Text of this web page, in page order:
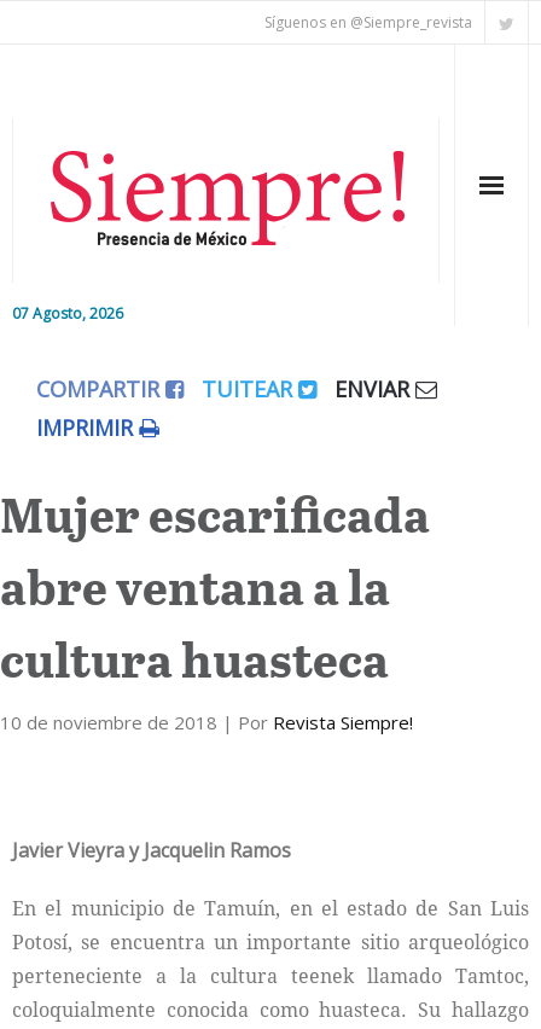
Síguenos en @Siempre_revista
07 Agosto, 2026
Editorial
Colaboradores
Internacional
Cultura
COMPARTIR TUITEAR
ENVIAR
IMPRIMIR
Mujer escarificada
abre ventana a la
cultura huasteca
10 de noviembre de 2018 | Por Revista Siempre!
Javier Vieyra y Jacquelin Ramos
En el municipio de Tamuín, en el estado de San Luis
Potosí, se encuentra un importante sitio arqueológico
perteneciente a la cultura teenek llamado Tamtoc,
coloquialmente conocida como huasteca. Su hallazgo